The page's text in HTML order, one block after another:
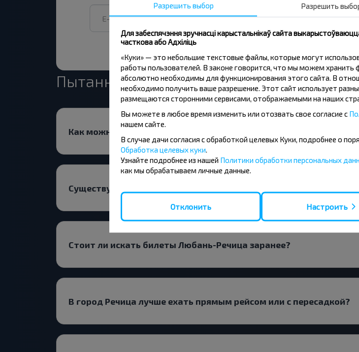
Падпісацц
Пытанне - Адказ
Как можно приобрести билеты на рейс Любань-Речица?
Существуют ли какие-то ограничения на поездку?
Стоит ли искать билеты Любань-Речица заранее?
В город Речица лучше ехать прямым рейсом или с пересадкой?
Разрешить выбор Разрешить
Для забеспячэння зручнасці карыстальнікаў сайта
часткова або Адхіліць
«Куки» — это небольшие текстовые файлы, которые могут
работы пользователей. В законе говорится, что мы можем хранить
абсолютно необходимы для функционирования этого сайта. В
необходимо получить ваше разрешение. Этот сайт использует
размещаются сторонними сервисами, отображаемыми на наших
Вы можете в любое время изменить или отозвать свое согласие с
нашем сайте.
В случае дачи согласия с обработкой целевых Куки, подробнее о
Обработка целевых куки
Узнайте подробнее из нашей Политики обработки персональных
как мы обрабатываем личные данные.
Отклонить Настроить